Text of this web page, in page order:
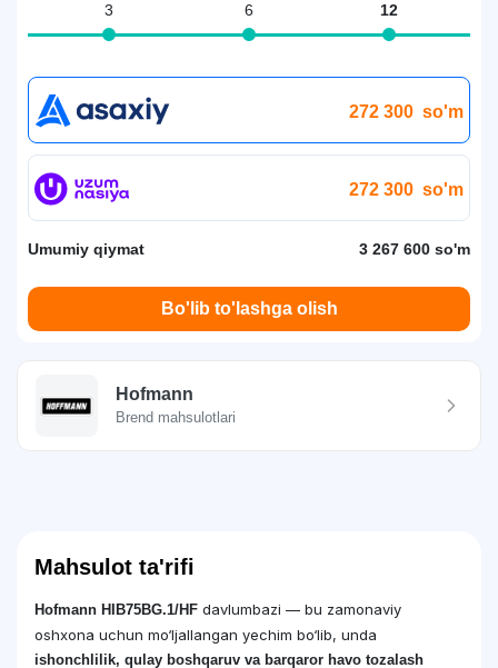
3 6 12
272 300 so'm
272 300 so'm
Umumiy qiymat 3 267 600 so'm
Bo'lib to'lashga olish
Hofmann
Brend mahsulotlari
Mahsulot ta'rifi
Hofmann HIB75BG.1/HF davlumbazi — bu zamonaviy
oshxona uchun mo‘ljallangan yechim bo‘lib, unda
ishonchlilik, qulay boshqaruv va barqaror havo tozalash